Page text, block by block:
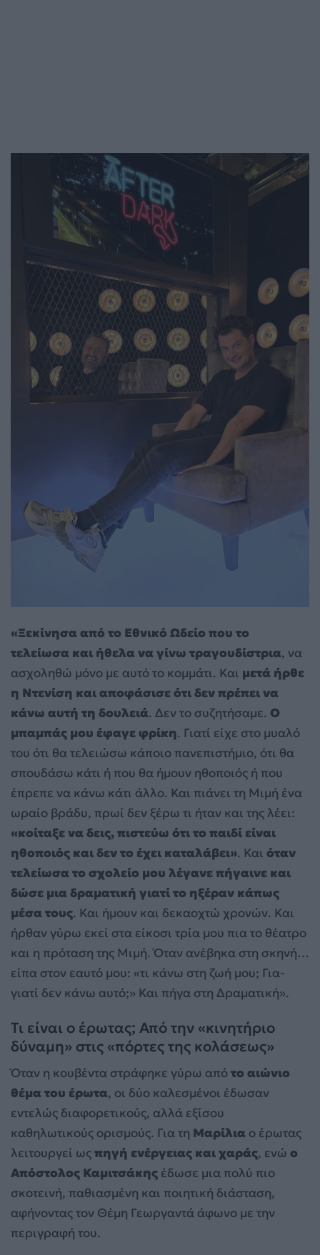
«Ξεκίνησα από το Εθνικό Ωδείο που το
τελείωσα και ήθελα να γίνω τραγουδίστρια, να
ασχοληθώ μόνο με αυτό το κομμάτι. Και μετά ήρθε
η Ντενίση και αποφάσισε ότι δεν πρέπει να
κάνω αυτή τη δουλειά. Δεν το συζητήσαμε. Ο
μπαμπάς μου έφαγε φρίκη. Γιατί είχε στο μυαλό
του ότι θα τελειώσω κάποιο πανεπιστήμιο, ότι θα
σπουδάσω κάτι ή που θα ήμουν ηθοποιός ή που
έπρεπε να κάνω κάτι άλλο. Και πιάνει τη Μιμή ένα
ωραίο βράδυ, πρωί δεν ξέρω τι ήταν και της λέει:
«κοίταξε να δεις, πιστεύω ότι το παιδί είναι
ηθοποιός και δεν το έχει καταλάβει». Και όταν
τελείωσα το σχολείο μου λέγανε πήγαινε και
δώσε μια δραματική γιατί το ηξέραν κάπως
μέσα τους. Και ήμουν και δεκαοχτώ χρονών. Και
ήρθαν γύρω εκεί στα είκοσι τρία μου πια το θέατρο
και η πρόταση της Μιμή. Όταν ανέβηκα στη σκηνή…
είπα στον εαυτό μου: «τι κάνω στη ζωή μου; Για-
γιατί δεν κάνω αυτό;» Και πήγα στη Δραματική».
Τι είναι ο έρωτας; Από την «κινητήριο
δύναμη» στις «πόρτες της κολάσεως»
Όταν η κουβέντα στράφηκε γύρω απότο αιώνιο
θέμα του έρωτα, οι δύο καλεσμένοι έδωσαν
εντελώς διαφορετικούς, αλλά εξίσου
καθηλωτικούς ορισμούς. Για τη Μαρίλια ο έρωτας
λειτουργεί ωςπηγή ενέργειας και χαράς, ενώ ο
Απόστολος Καμιτσάκης έδωσε μια πολύ πιο
σκοτεινή, παθιασμένη και ποιητική διάσταση,
αφήνοντας τον Θέμη Γεωργαντά άφωνο με την
περιγραφή του.